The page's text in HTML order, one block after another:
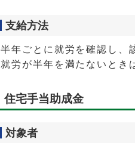
支給方法
半年ごとに就労を確認し、
就労が半年を満たないとき
住宅手当助成金
対象者